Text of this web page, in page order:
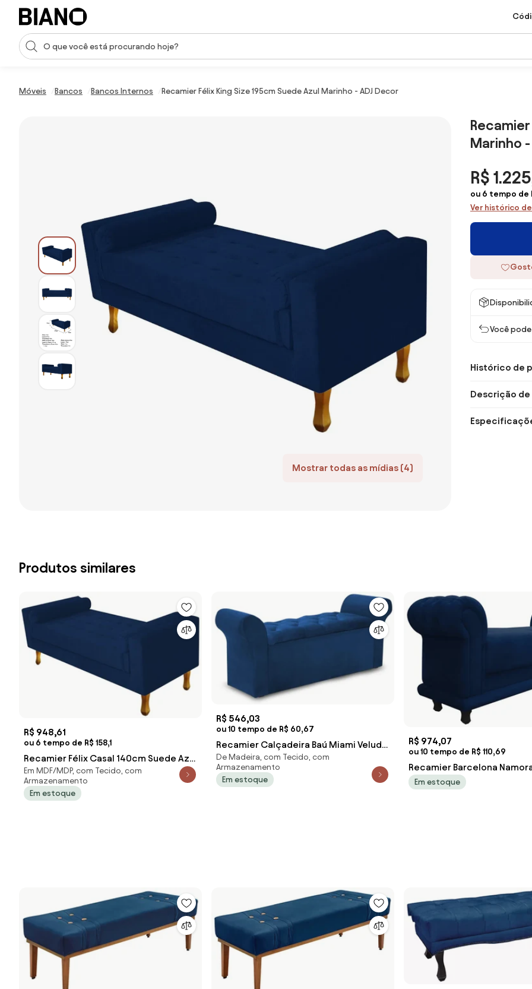
Saltar para o conteúdo
Entrada de pesquisa
Móveis Bancos Bancos Internos Recamier Félix King Size 195cm Suede Azul Marinho - ADJ Decor
Mostrar todas as mídias (4)
Recamier
Marinho
R$
ou 6 tempo de
Ver histórico
Você
Histórico de
Descrição
Produtos similares
R$ 948,61
ou 6 tempo de R$ 158,1
Recamier Félix Casal 140cm Suede Azul
Marinho - ADJ Decor
Em MDF/MDP, com Tecido, com
Armazenamento
Em estoque
R$ 546,03
ou 10 tempo de R$ 60,67
Recamier Calçadeira Baú Miami Veludo
Azul - Simbal - Azul
De Madeira, com Tecido, com
Armazenamento
Em estoque
R$ 974,07
ou 10 tempo de R$ 110,69
Recamier Barcelona
Calçadeira Suede M11 -
Em estoque